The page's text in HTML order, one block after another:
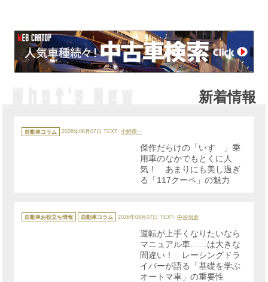
新着情報
テ
ゴ
自動車コラム 2026年08月07日 TEXT: 小鮒康一
傑作だらけの「いすゞ」乗
用車のなかでもとくに人
気！ あまりにも美し過ぎ
る「117クーペ」の魅力
テ
ゴ
自動車お役立ち情報 自動車コラム 2026年08月07日 TEXT: 中谷明彦
運転が上手くなりたいなら
マニュアル車……は大きな
間違い！ レーシングドラ
イバーが語る「基礎を学ぶ
オートマ車」の重要性